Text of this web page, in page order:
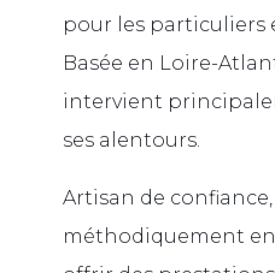
pour les particuliers
Basée en Loire-
intervient
ses alentours.
Artisan de
méthodiquement